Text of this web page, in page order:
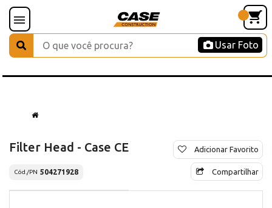
Usar Foto
Filter Head - Case CE
Cód./PN 504271928
Adicionar Favorito
Compartilhar